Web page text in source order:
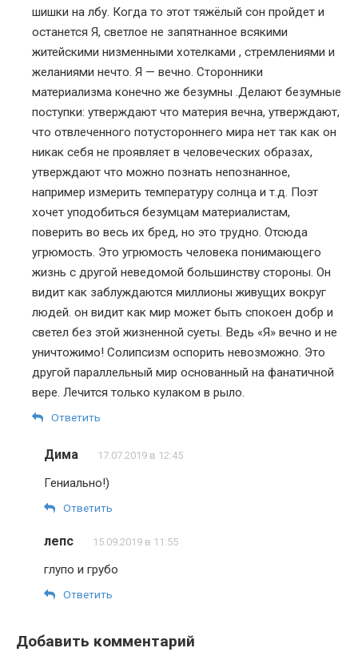
шишки на лбу. Когда то этот тяжёлый сон пройдет и
останется Я, светлое не запятнанное всякими
житейскими низменными хотелками , стремлениями и
желаниями нечто. Я — вечно. Сторонники
материализма конечно же безумны .Делают безумные
поступки: утверждают что материя вечна, утверждают,
что отвлеченного потустороннего мира нет так как он
никак себя не проявляет в человеческих образах,
утверждают что можно познать непознанное,
например измерить температуру солнца и т.д. Поэт
хочет уподобиться безумцам материалистам,
поверить во весь их бред, но это трудно. Отсюда
угрюмость. Это угрюмость человека понимающего
жизнь с другой неведомой большинству стороны. Он
видит как заблуждаются миллионы живущих вокруг
людей. он видит как мир может быть спокоен добр и
светел без этой жизненной суеты. Ведь «Я» вечно и не
уничтожимо! Солипсизм оспорить невозможно. Это
другой параллельный мир основанный на фанатичной
вере. Лечится только кулаком в рыло.
Ответить
Дима 17.07.2019 в 12:45
Гениально!)
Ответить
лепс 15.09.2019 в 11:55
глупо и грубо
Ответить
Добавить комментарий